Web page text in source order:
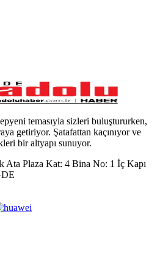
temasıyla sizleri buluştururken,
getiriyor. Şatafattan kaçınıyor ve
bir altyapı sunuyor.
Ata Plaza Kat: 4 Bina No: 1 İç Kapı